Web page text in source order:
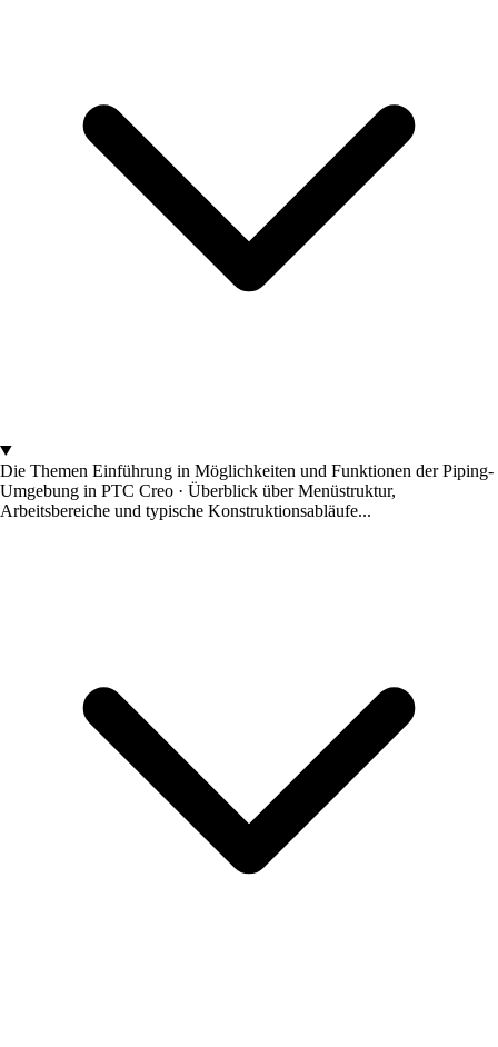
Die Themen Einführung in Möglichkeiten und Funktionen der Piping-
Umgebung in PTC Creo · Überblick über Menüstruktur,
Arbeitsbereiche und typische Konstruktionsabläufe...